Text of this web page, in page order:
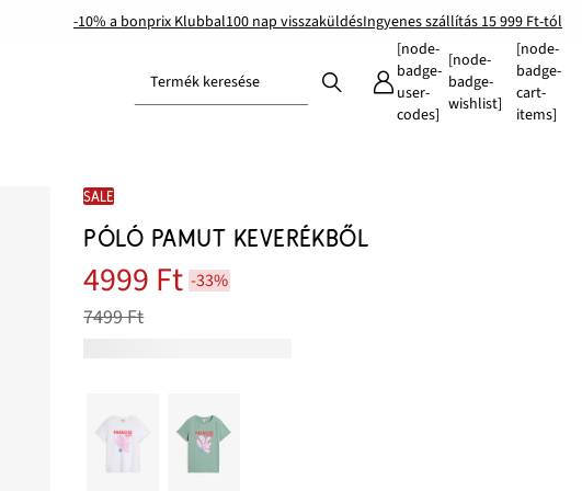
-10% a bonprix Klubbal100 nap visszaküldésIngyenes szállítás 15 999 Ft-tól
Termék keresése
[node-
badge-
user-
codes]
[node-
badge-
wishlist]
[node-
badge-
cart-
items]
SALE
PÓLÓ PAMUT KEVERÉKBŐL
4999 Ft -33%
7499 Ft